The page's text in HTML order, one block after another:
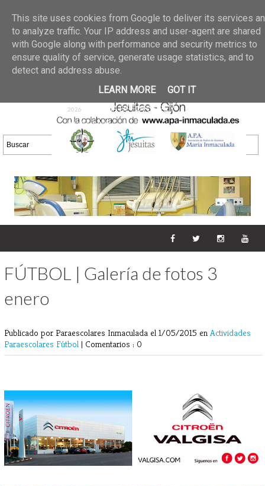
02 jun 2026
GALERIA DE FOTOS
30/05/2026
25 may 2026
GALERIA
DE FOTOS 23/05/2026
20 may
2026
GALERIA DE FOTOS
16/05/2026
DE FOTOS 09/05/2026
28 abr
2026
GALERIA DE FOTOS 25 Y
26/04/2026
FÚTBOL | Galería de fotos 3
enero
Publicado por Paraescolares Inmaculada el 1/05/2015 en Actividades
Paraescolares Fútbol | Comentarios : 0
This site uses cookies from Google to deliver its services
to analyze traffic. Your IP address and user-agent are shared
with Google along with performance and security metrics to
ensure quality of service, generate usage statistics, and to
detect and address abuse.
LEARN MORE
GOT IT